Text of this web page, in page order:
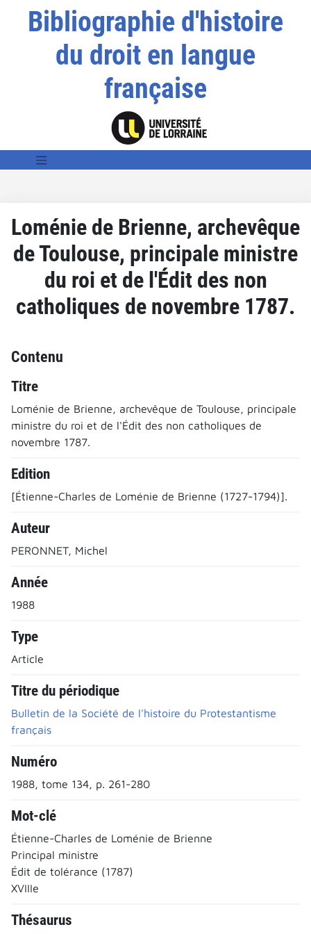
Bibliographie d'histoire
du droit en langue
française
Loménie de Brienne, archevêque
de Toulouse, principale ministre
du roi et de l'Édit des non
catholiques de novembre 1787.
Contenu
Titre
Loménie de Brienne, archevêque de Toulouse, principale
ministre du roi et de l'Édit des non catholiques de
novembre 1787.
Edition
[Étienne-Charles de Loménie de Brienne (1727-1794)].
Auteur
PERONNET, Michel
Année
1988
Type
Article
Titre du périodique
Bulletin de la Société de l'histoire du Protestantisme
français
Numéro
1988, tome 134, p. 261-280
Mot-clé
Étienne-Charles de Loménie de Brienne
Principal ministre
Édit de tolérance (1787)
XVIIIe
Thésaurus